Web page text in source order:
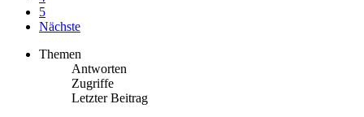
5
Nächste
Themen
Antworten
Zugriffe
Letzter Beitrag